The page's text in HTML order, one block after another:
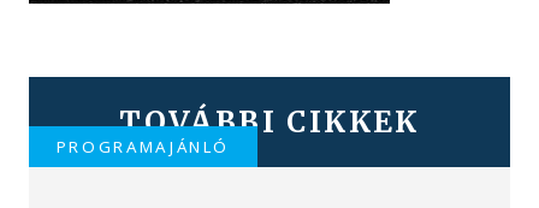
TOVÁBBI CIKKEK
PROGRAMAJÁNLÓ